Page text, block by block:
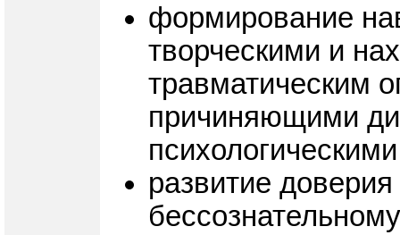
формирование
творческими и
травматическим
причиняющими
развитие